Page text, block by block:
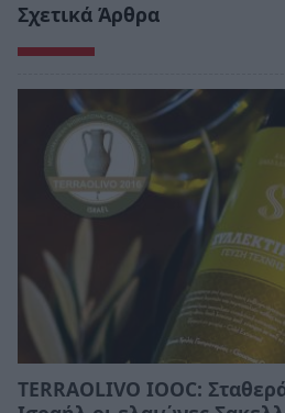
Σχετικά Άρθρα
TERRAOLIVO IOOC: